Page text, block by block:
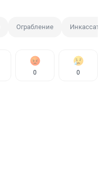
Ограбление Инкассатор
0 0